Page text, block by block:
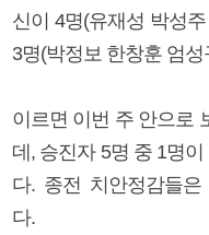
신이 4명(유재성 박성
3명(박정보 한창훈 엄성
이르면 이번 주 안으로
데, 승진자 5명 중 1명
다. 종전 치안정감들
다.